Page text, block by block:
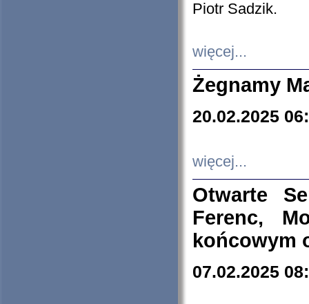
Piotr Sadzik.
więcej...
Żegnamy
20.02.2025
więcej...
Otwarte
Ferenc,
końcowym
07.02.2025